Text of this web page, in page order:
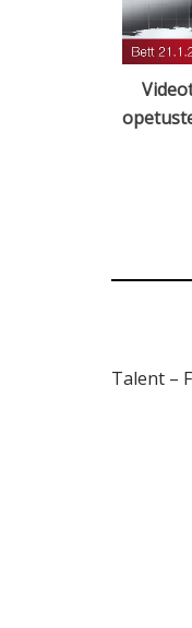
Talent –